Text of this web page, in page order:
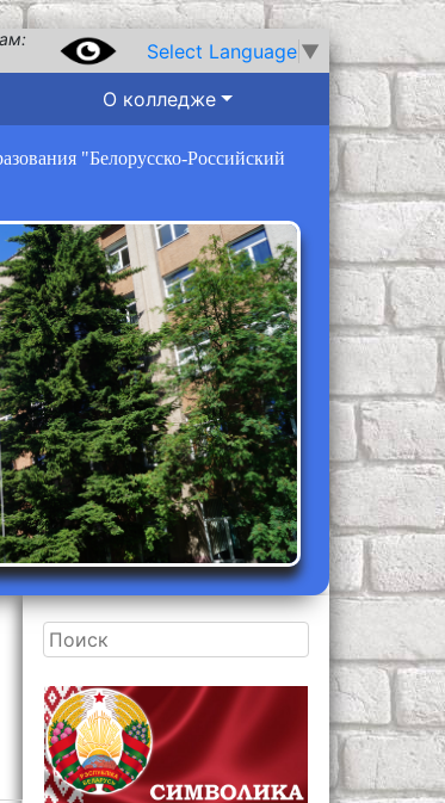
Select Language ▼
О колледже
"Белорусско-Российский